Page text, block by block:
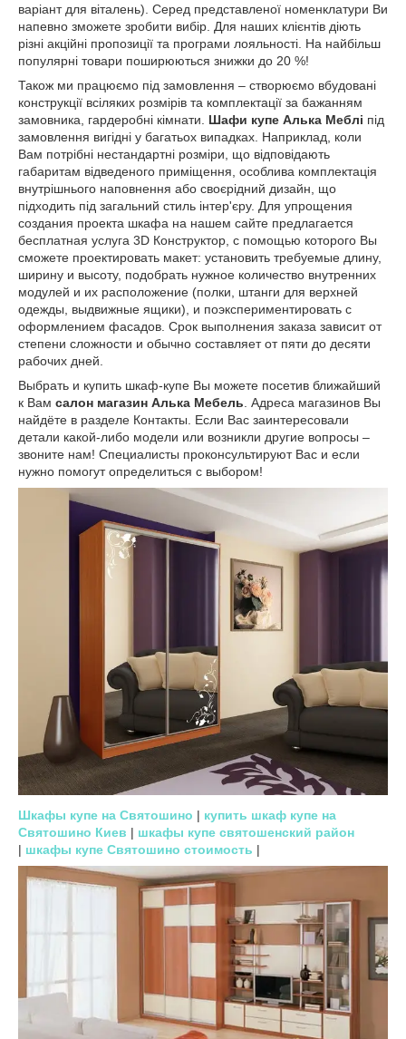
варіант для віталень). Серед представленої номенклатури Ви
напевно зможете зробити вибір. Для наших клієнтів діють
різні акційні пропозиції та програми лояльності. На найбільш
популярні товари поширюються знижки до 20 %!
Також ми працюємо під замовлення – створюємо вбудовані
конструкції всіляких розмірів та комплектації за бажанням
замовника, гардеробні кімнати. Шафи купе Алька Меблі під
замовлення вигідні у багатьох випадках. Наприклад, коли
Вам потрібні нестандартні розміри, що відповідають
габаритам відведеного приміщення, особлива комплектація
внутрішнього наповнення або своєрідний дизайн, що
підходить під загальний стиль інтер'єру. Для упрощения
создания проекта шкафа на нашем сайте предлагается
бесплатная услуга 3D Конструктор, с помощью которого Вы
сможете проектировать макет: установить требуемые длину,
ширину и высоту, подобрать нужное количество внутренних
модулей и их расположение (полки, штанги для верхней
одежды, выдвижные ящики), и поэкспериментировать с
оформлением фасадов. Срок выполнения заказа зависит от
степени сложности и обычно составляет от пяти до десяти
рабочих дней.
Выбрать и купить шкаф-купе Вы можете посетив ближайший
к Вам салон магазин Алька Мебель . Адреса магазинов Вы
найдёте в разделе Контакты. Если Вас заинтересовали
детали какой-либо модели или возникли другие вопросы –
звоните нам! Специалисты проконсультируют Вас и если
нужно помогут определиться с выбором!
Шкафы купе на Святошино | купить шкаф купе на
Святошино Киев | шкафы купе святошенский район
| шкафы купе Святошино стоимость |